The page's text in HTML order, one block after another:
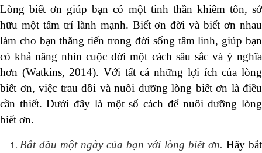
Lòng biết ơn giúp bạn có một tinh thần khiêm tốn, sở
hữu một tâm trí lành mạnh. Biết ơn đời và biết ơn nhau
làm cho bạn thăng tiến trong đời sống tâm linh, giúp bạn
có khả năng nhìn cuộc đời một cách sâu sắc và ý nghĩa
hơn (Watkins, 2014). Với tất cả những lợi ích của lòng
biết ơn, việc trau dồi và nuôi dưỡng lòng biết ơn là điều
cần thiết. Dưới đây là một số cách để nuôi dưỡng lòng
biết ơn.
Bắt đầu một ngày của bạn với lòng biết ơn.Hãy bắt